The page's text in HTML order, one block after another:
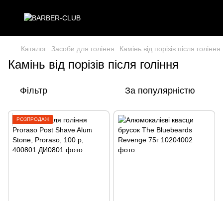
Каталог Засоби для гоління Камінь від порізів після гоління
Камінь від порізів після гоління
Фільтр За популярністю
РОЗПРОДАЖ